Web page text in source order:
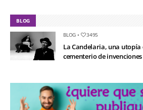
BLOG
BLOG • 3495
La Candelaria, una
cementerio de invenciones